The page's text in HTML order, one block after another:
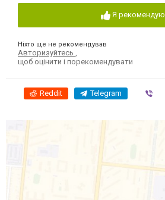
Я рекомендую
Ніхто ще не рекомендував
Авторизуйтесь
щоб оцінити і порекомендувати
Reddit Telegram